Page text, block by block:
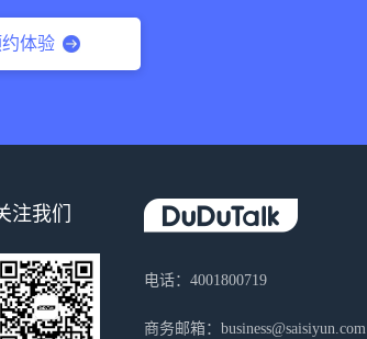
体验
注我们
电话：4001800719
商务邮箱：business@saisiyun.com